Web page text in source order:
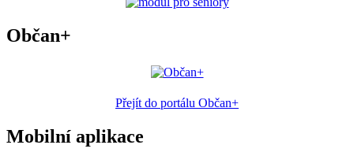
Občan+
Přejít do portálu Občan+
Mobilní aplikace